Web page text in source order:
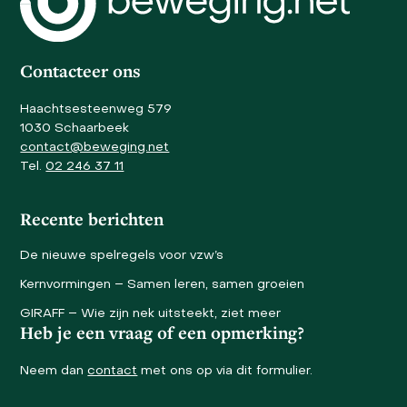
first
slide
Contacteer ons
Haachtsesteenweg 579
1030 Schaarbeek
contact@beweging.net
Tel.02 246 37 11
Recente berichten
De nieuwe spelregels voor vzw’s
Kernvormingen – Samen leren, samen groeien
GIRAFF – Wie zijn nek uitsteekt, ziet meer
Heb je een vraag of een opmerking?
Neem dancontact met ons op via dit formulier.